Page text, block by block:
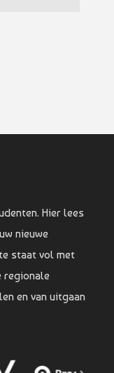
Hier lees
nieuwe
staat vol met
regionale
en van uitgaan